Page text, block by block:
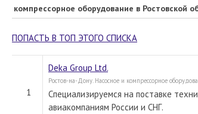
компрессорное оборудование в Ростовской
ПОПАСТЬ В ТОП ЭТОГО СПИСКА
1
Deka Group Ltd.
Ростов-на-Дону. Насосное и компрессорное
Специализируемся на поставке
авиакомпаниям России и СНГ.